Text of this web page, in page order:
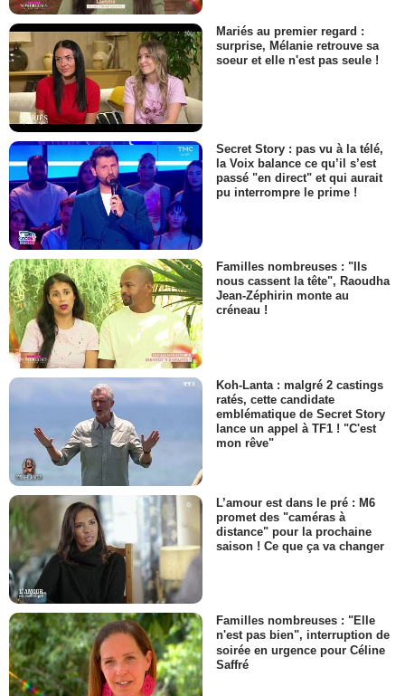
Mariés au premier regard :
surprise, Mélanie retrouve sa
soeur et elle n'est pas seule !
Secret Story : pas vu à la télé,
la Voix balance ce qu’il s’est
passé "en direct" et qui aurait
pu interrompre le prime !
Familles nombreuses : "Ils
nous cassent la tête", Raoudha
Jean-Zéphirin monte au
créneau !
Koh-Lanta : malgré 2 castings
ratés, cette candidate
emblématique de Secret Story
lance un appel à TF1 ! "C'est
mon rêve"
L’amour est dans le pré : M6
promet des "caméras à
distance" pour la prochaine
saison ! Ce que ça va changer
Familles nombreuses : "Elle
n'est pas bien", interruption de
soirée en urgence pour Céline
Saffré